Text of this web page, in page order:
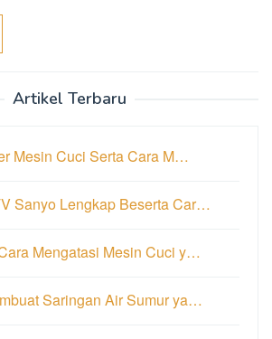
Artikel Terbaru
Mesin Cuci Serta Cara M…
Sanyo Lengkap Beserta Car…
Mengatasi Mesin Cuci y…
Saringan Air Sumur ya…